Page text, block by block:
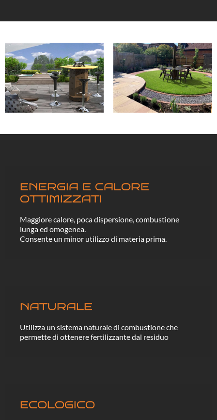
ENERGIA E CALORE
OTTIMIZZATI
Maggiore calore, poca dispersione, combustione
lunga ed omogenea.
Consente un minor utilizzo di materia prima.
NATURALE
Utilizza un sistema naturale di combustione che
permette di ottenere fertilizzante dal residuo
ECOLOGICO